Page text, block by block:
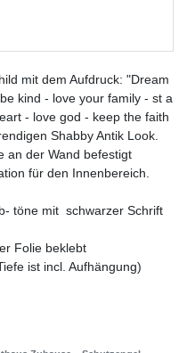
mit dem Aufdruck: "Dream
kind - love your family - st a
- love god - keep the faith
Shabby Antik Look.
an der Wand befestigt
für den Innenbereich.
töne mit schwarzer Schrift
Folie beklebt
ist incl. Aufhängung)